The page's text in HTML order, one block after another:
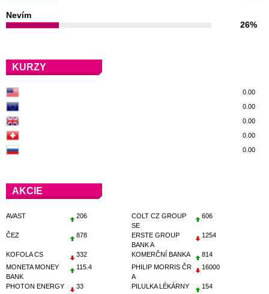
Nevím
26%
KURZY
0.00
0.00
0.00
0.00
0.00
AKCIE
AVAST 206
COLT CZ GROUP
SE
606
ČEZ 878
ERSTE GROUP
BANK A
1254
KOFOLA CS 332 KOMERČNÍ BANKA
814
MONETA MONEY
BANK
115.4
PHILIP MORRIS ČR
A
16000
PHOTON ENERGY 33 PILULKA LÉKÁRNY 154